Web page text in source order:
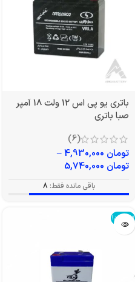
باتری یو پی اس 12 ولت 18 آمپر
صبا باتری
(6)
تومان
–
تومان
باقی مانده فقط: 8
تمام شد!